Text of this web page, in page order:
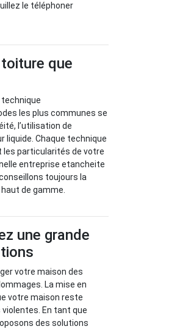
le téléphoner
que
les plus communes se
l’utilisation de
liquide. Chaque technique
les particularités de votre
entreprise etancheite
toujours la
de gamme.
une grande
votre maison des
La mise en
votre maison reste
En tant que
des solutions